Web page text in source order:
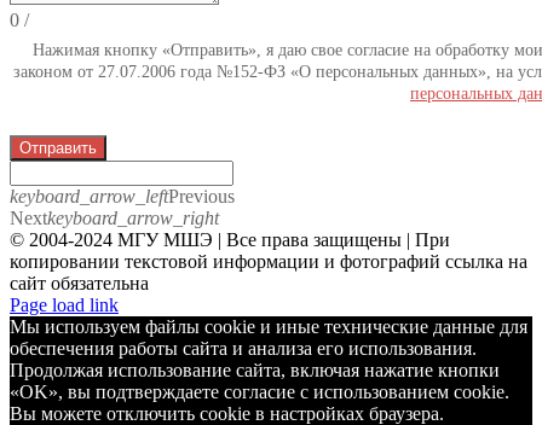
0 /
Нажимая кнопку «Отправить», я даю свое согласие на обработку
законом от 27.07.2006 года №152-ФЗ «О персональных данных», на
персональных
Отправить
keyboard_arrow_leftPrevious
Nextkeyboard_arrow_right
© 2004-2024 МГУ МШЭ | Все права защищены | При
копировании текстовой информации и фотографий ссылка на
сайт обязательна
Telegram
Page load link
Мы используем файлы cookie и иные технические данные для
обеспечения работы сайта и анализа его использования.
Продолжая использование сайта, включая нажатие кнопки
«OK», вы подтверждаете согласие с использованием cookie.
Вы можете отключить cookie в настройках браузера.